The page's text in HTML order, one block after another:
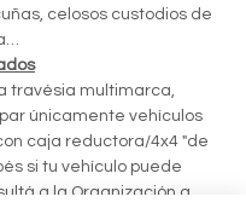
celosos custodios de
travésia multimarca,
únicamente vehículos
caja reductora/4x4 "de
si tu vehículo puede
a la Organización a